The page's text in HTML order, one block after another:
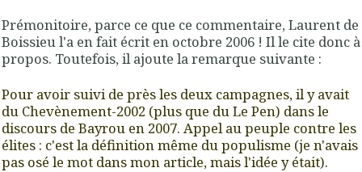
Prémonitoire, parce ce que ce commentaire, Laurent de
Boissieu l'a en fait écrit en octobre 2006 ! Il le cite donc à
propos. Toutefois, il ajoute la remarque suivante :
Pour avoir suivi de près les deux campagnes, il y avait
du Chevènement-2002 (plus que du Le Pen) dans le
discours de Bayrou en 2007. Appel au peuple contre les
élites : c'est la définition même du populisme (je n'avais
pas osé le mot dans mon article, mais l'idée y était).